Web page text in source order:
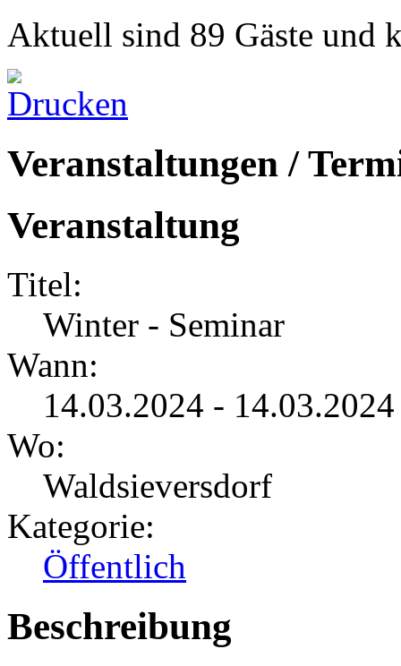
Aktuell sind 89 Gäste und
Veranstaltungen /
Veranstaltung
Titel:
Winter - Seminar
Wann:
14.03.2024 -
Wo:
Waldsieversdorf
Kategorie:
Öffentlich
Beschreibung